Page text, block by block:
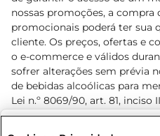
nossas promoções, a
promocionais poderá ter sua
cliente. Os preços, ofertas e
o e-commerce e válidos
sofrer alterações sem prévia
de bebidas alcoólicas para
Lei n.º 8069/90, art. 81,
Adolescente). Preços e